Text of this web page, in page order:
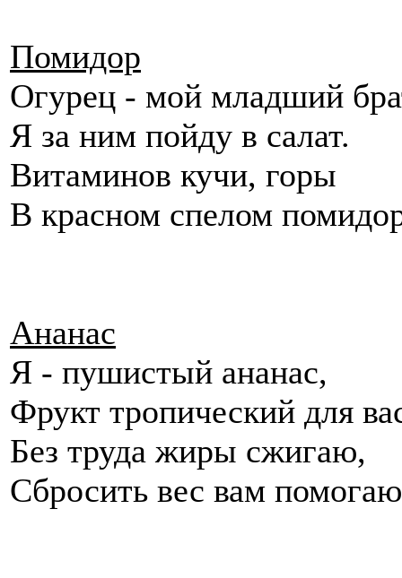
Помидор
Огурец - мой младший
Я за ним пойду в салат.
Витаминов кучи, горы
В красном спелом
Ананас
Я -
Фрукт тропический для
Без труда жиры сжигаю,
Сбросить вес вам